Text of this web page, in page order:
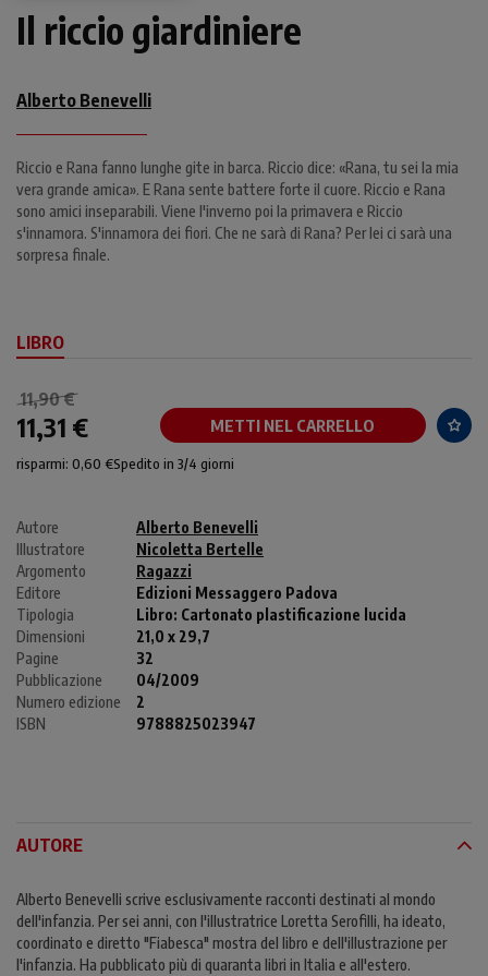
Il riccio giardiniere
Alberto Benevelli
Riccio e Rana fanno lunghe gite in barca. Riccio dice: «Rana, tu sei la mia
vera grande amica». E Rana sente battere forte il cuore. Riccio e Rana
sono amici inseparabili. Viene l'inverno poi la primavera e Riccio
s'innamora. S'innamora dei fiori. Che ne sarà di Rana? Per lei ci sarà una
sorpresa finale.
LIBRO
11,90 €
11,31 € METTI NEL CARRELLO
risparmi: 0,60 €Spedito in 3/4 giorni
Autore
Alberto Benevelli
Illustratore
Nicoletta Bertelle
Argomento
Ragazzi
Editore
Edizioni Messaggero Padova
Tipologia
Libro: Cartonato plastificazione lucida
Dimensioni
21,0 x 29,7
Pagine
32
Pubblicazione
04/2009
Numero edizione
2
ISBN
9788825023947
AUTORE
Alberto Benevelli scrive esclusivamente racconti destinati al mondo
dell'infanzia. Per sei anni, con l'illustratrice Loretta Serofilli, ha ideato,
coordinato e diretto "Fiabesca" mostra del libro e dell'illustrazione per
l'infanzia. Ha pubblicato più di quaranta libri in Italia e all'estero.